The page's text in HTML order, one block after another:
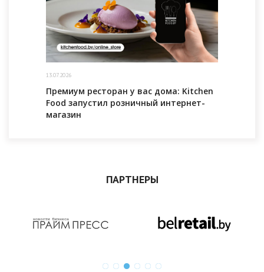
13.07.2026
Премиум ресторан у вас дома: Kitchen
Food запустил розничный интернет-
магазин
ПАРТНЕРЫ